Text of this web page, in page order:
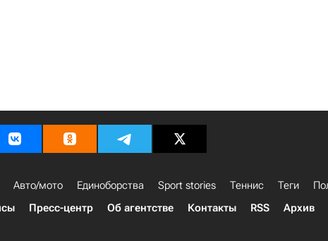
Авто/мото Единоборства Sport stories Теннис Теги
Пресс-центр Об агентстве Контакты RSS Архив